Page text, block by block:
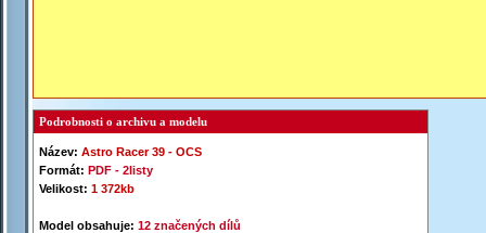
Podrobnosti o archivu a modelu
Název: Astro Racer 39 - OCS
Formát: PDF - 2listy
Velikost: 1 372kb
Model obsahuje: 12 značených dílů